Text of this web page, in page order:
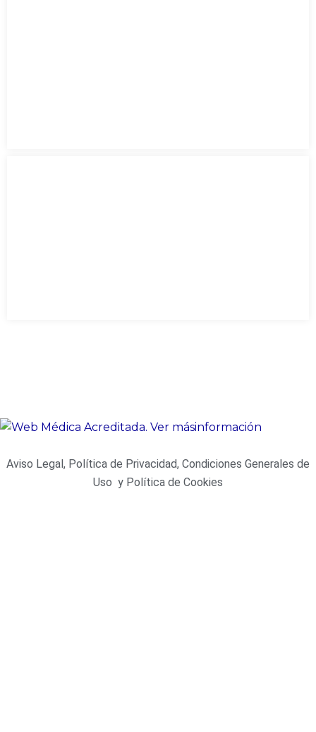
Aviso Legal, Política de Privacidad, Condiciones Generales de
Uso y Política de Cookies